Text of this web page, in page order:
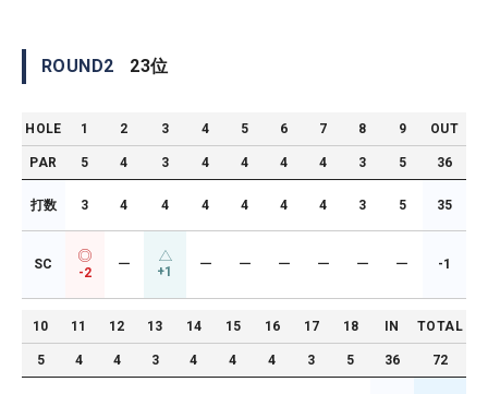
ROUND2 23位
HOLE 1 2 3 4 5 6 7 8 9 OUT
PAR 5 4 3 4 4 4 4 3 5 36
打数 3 4 4 4 4 4 4 3 5 35
SC
-2
ー +1 ー ー ー ー ー ー -1
10 11 12 13 14 15 16 17 18 IN TOTAL
5 4 4 3 4 4 4 3 5 36 72